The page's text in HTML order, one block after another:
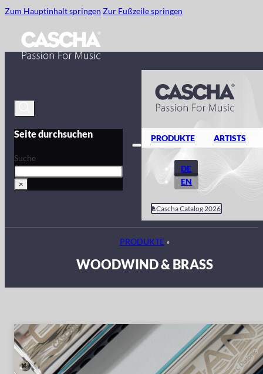
Zum Hauptinhalt springen Zur Fußzeile springen
Seite durchsuchen
Suche
×
PRODUKTE ARTISTS
DE
EN
Cascha Catalog 2026
PRODUKTE »
WOODWIND & BRASS